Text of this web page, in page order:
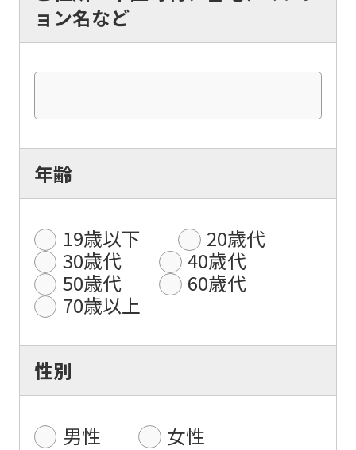
ョン名など
年齢
19歳以下
20歳代
30歳代
40歳代
50歳代
60歳代
70歳以上
性別
男性 女性